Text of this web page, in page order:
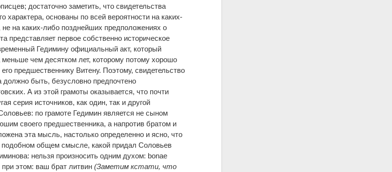
достаточно заметить, что свидетельства
характера, основаны по всей вероятности на каких-
на каких-либо позднейших предположениях о
представляет первое собственно историческое
Гедимину официальный акт, который
чем десятком лет, которому потому хорошо
предшественнику Витену. Поэтому, свидетельство
быть, безусловно предпочтено
А из этой грамоты оказывается, что почти
серия источников, как один, так и другой
по грамоте Гедимин является не сыном
своего предшественника, а напротив братом и
эта мысль, настолько определенно и ясно, что
общем смысле, какой придал Соловьев
нельзя произносить одним духом: bonae
этом: ваш брат литвин(Заметим кстати, что